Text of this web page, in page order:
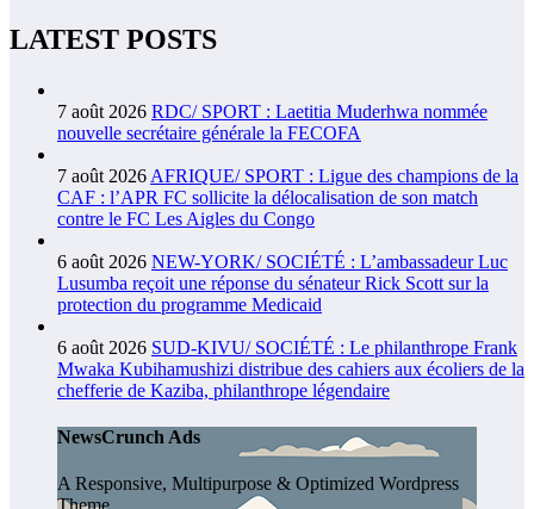
LATEST POSTS
7 août 2026 RDC/ SPORT : Laetitia Muderhwa nommée
nouvelle secrétaire générale la FECOFA
7 août 2026 AFRIQUE/ SPORT : Ligue des champions de la
CAF : l’APR FC sollicite la délocalisation de son match
contre le FC Les Aigles du Congo
6 août 2026 NEW-YORK/ SOCIÉTÉ : L’ambassadeur Luc
Lusumba reçoit une réponse du sénateur Rick Scott sur la
protection du programme Medicaid
6 août 2026 SUD-KIVU/ SOCIÉTÉ : Le philanthrope Frank
Mwaka Kubihamushizi distribue des cahiers aux écoliers de la
chefferie de Kaziba, philanthrope légendaire
NewsCrunch Ads
A Responsive, Multipurpose & Optimized Wordpress